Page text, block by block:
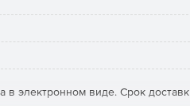
подписей.
в электронном виде. Срок